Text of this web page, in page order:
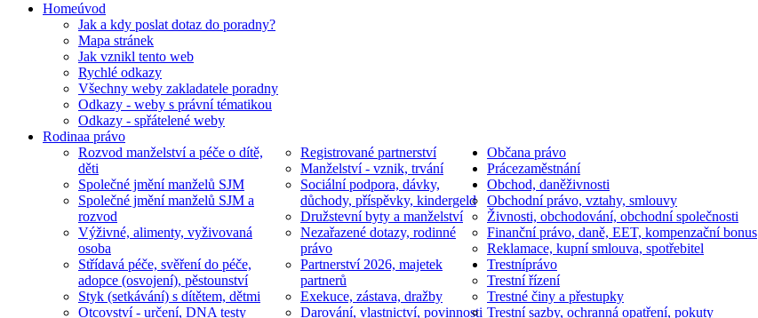
Homeúvod
Jak a kdy poslat dotaz do poradny?
Mapa stránek
Jak vznikl tento web
Rychlé odkazy
Všechny weby zakladatele poradny
Odkazy - weby s právní tématikou
Odkazy - spřátelené weby
Rodinaa právo
Rozvod manželství a péče o dítě,
děti
Společné jmění manželů SJM
Společné jmění manželů SJM a
rozvod
Výživné, alimenty, vyživovaná
osoba
Střídavá péče, svěření do péče,
adopce (osvojení), pěstounství
Styk (setkávání) s dítětem, dětmi
Otcovství - určení, DNA testy
Registrované partnerství
Manželství - vznik, trvání
Sociální podpora, dávky,
důchody, příspěvky, kindergeld
Družstevní byty a manželství
Nezařazené dotazy, rodinné
právo
Partnerství 2026, majetek
partnerů
Občana právo
Exekuce, zástava, dražby
Darování, vlastnictví, povinnosti
Prácezaměstnání
Obchod, daněživnosti
Obchodní právo, vztahy, smlouvy
Živnosti, obchodování, obchodní společnosti
Finanční právo, daně, EET, kompenzační bonus
Reklamace, kupní smlouva, spotřebitel
Trestníprávo
Trestní řízení
Trestné činy a přestupky
Trestní sazby, ochranná opatření, pokuty